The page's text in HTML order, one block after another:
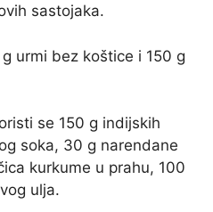
sastojaka.
urmi bez koštice i 150 g
se 150 g indijskih
soka, 30 g narendane
kurkume u prahu, 100
ulja.